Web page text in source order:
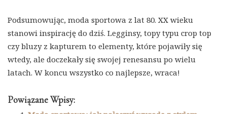
Podsumowując, moda sportowa z lat 80. XX wieku
stanowi inspirację do dziś. Legginsy, topy typu crop top
czy bluzy z kapturem to elementy, które pojawiły się
wtedy, ale doczekały się swojej renesansu po wielu
latach. W koncu wszystko co najlepsze, wraca!
Powiązane Wpisy: